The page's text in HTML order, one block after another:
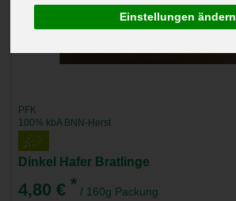
Einstellungen ändern
PFK
100% kbA BNN-Herst
Dinkel Hafer Bratlinge
4,80 € * / 160g Packung